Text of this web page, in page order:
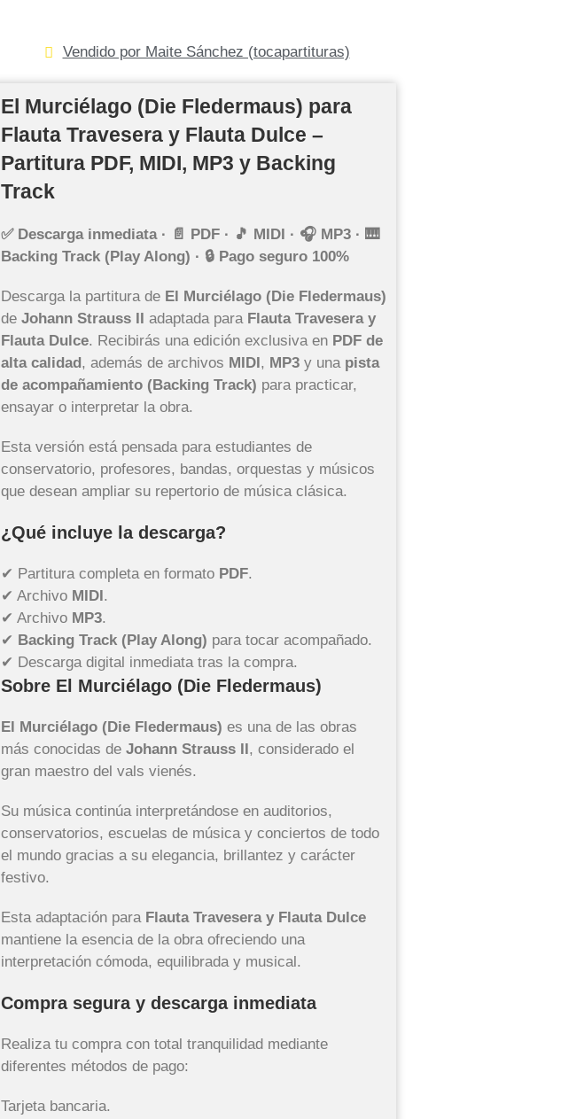
Vendido por Maite Sánchez (tocapartituras)
El Murciélago (Die Fledermaus) para
Flauta Travesera y Flauta Dulce –
Partitura PDF, MIDI, MP3 y Backing
Track
✅ Descarga inmediata · 📄 PDF · 🎵 MIDI · 🎧 MP3 · 🎹
Backing Track (Play Along) · 🔒 Pago seguro 100%
Descarga la partitura de El Murciélago (Die Fledermaus)
deJohann Strauss II adaptada para Flauta Travesera y
Flauta Dulce. Recibirás una edición exclusiva en PDF de
alta calidad, además de archivos MIDI, MP3 y una pista
de acompañamiento (Backing Track) para practicar,
ensayar o interpretar la obra.
Esta versión está pensada para estudiantes de
conservatorio, profesores, bandas, orquestas y músicos
que desean ampliar su repertorio de música clásica.
¿Qué incluye la descarga?
✔ Partitura completa en formato PDF.
✔ Archivo MIDI.
✔ Archivo MP3.
✔ Backing Track (Play Along) para tocar acompañado.
✔ Descarga digital inmediata tras la compra.
Sobre El Murciélago (Die Fledermaus)
El Murciélago (Die Fledermaus) es una de las obras
más conocidas deJohann Strauss II, considerado el
gran maestro del vals vienés.
Su música continúa interpretándose en auditorios,
conservatorios, escuelas de música y conciertos de todo
el mundo gracias a su elegancia, brillantez y carácter
festivo.
Esta adaptación para Flauta Travesera y Flauta Dulce
mantiene la esencia de la obra ofreciendo una
interpretación cómoda, equilibrada y musical.
Compra segura y descarga inmediata
Realiza tu compra con total tranquilidad mediante
diferentes métodos de pago:
Tarjeta bancaria.